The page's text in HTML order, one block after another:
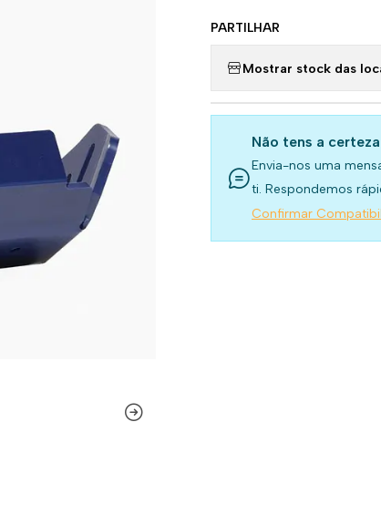
PARTILHAR
Mostrar stock das
Não tens a
Envia-nos uma
ti. Respondemos
Confirmar